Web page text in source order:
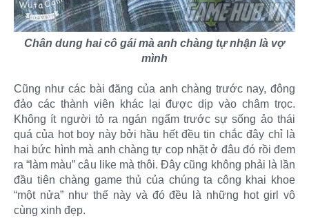
Chân dung hai cô gái mà anh chàng tự nhận là vợ
mình
Cũng như các bài đăng của anh chàng trước nay, đông
đảo các thành viên khác lại được dịp vào châm trọc.
Không ít người tỏ ra ngán ngẩm trước sự sống ảo thái
quá của hot boy này bởi hầu hết đều tin chắc đây chỉ là
hai bức hình mà anh chàng tự cop nhặt ở đâu đó rồi đem
ra “làm màu” câu like mà thôi. Đây cũng không phải là lần
đầu tiên chàng game thủ của chúng ta công khai khoe
“một nửa” như thế này và đó đều là những hot girl vô
cùng xinh đẹp.​